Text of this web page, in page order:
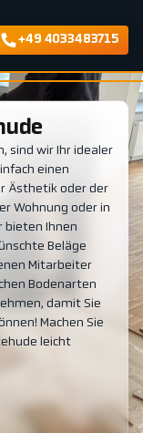
+49 4033483715
sind wir Ihr idealer
einen
Ästhetik oder der
Wohnung oder in
bieten Ihnen
Beläge
Mitarbeiter
Bodenarten
damit Sie
Machen Sie
leicht